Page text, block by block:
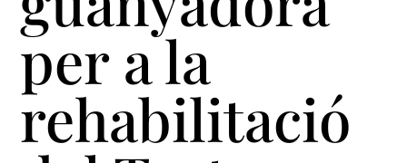
per a la
rehabilitació